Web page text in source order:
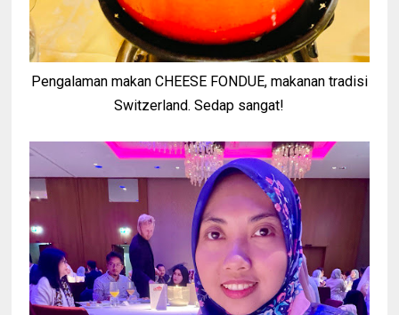
Pengalaman makan CHEESE FONDUE, makanan tradisi
Switzerland. Sedap sangat!